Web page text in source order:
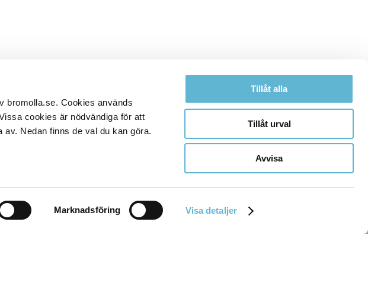
bromolla.se. Cookies används
cookies är nödvändiga för att
Nedan finns de val du kan göra.
Marknadsföring Visa detaljer
Tillåt alla
Tillåt urval
Avvisa